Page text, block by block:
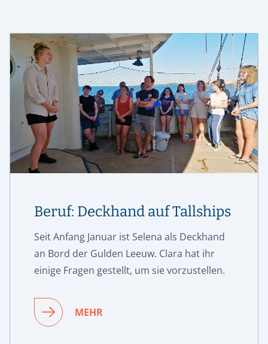
Beruf: Deckhand auf Tallships
Seit Anfang Januar ist Selena als Deckhand
an Bord der Gulden Leeuw. Clara hat ihr
einige Fragen gestellt, um sie vorzustellen.
MEHR